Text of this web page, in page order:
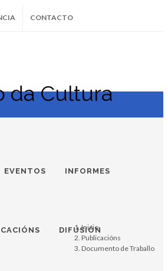
CONTACTO
FacebookTwitter Soundcloud
Youtube
EVENTOS INFORMES
DIFUSIÓN
Inicio
Publicacións
Documento de Traballo